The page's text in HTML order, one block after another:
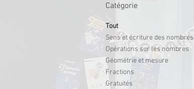
Catégorie
Tout
Sens et écriture des nombres
Opérations sur les nombres
Géométrie et mesure
Fractions
Gratuités